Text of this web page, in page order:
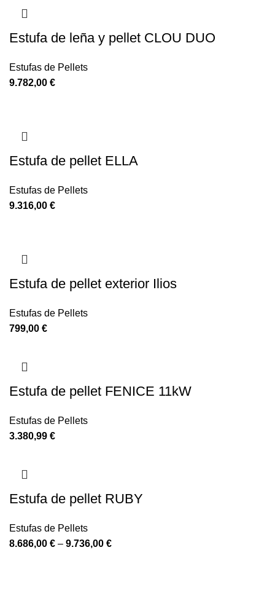
Estufa de leña y pellet CLOU DUO
Estufas de Pellets
9.782,00 €
Estufa de pellet ELLA
Estufas de Pellets
9.316,00 €
Estufa de pellet exterior Ilios
Estufas de Pellets
799,00 €
Estufa de pellet FENICE 11kW
Estufas de Pellets
3.380,99 €
Estufa de pellet RUBY
Estufas de Pellets
8.686,00 € – 9.736,00 €